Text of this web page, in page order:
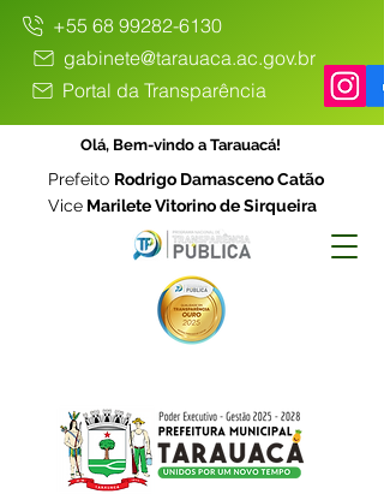
+55 68 99282-6130
gabinete@tarauaca.ac.gov.br
Portal da Transparência
Olá, Bem-vindo a Tarauacá!
Prefeito Rodrigo Damasceno Catão
Vice Marilete Vitorino de Sirqueira